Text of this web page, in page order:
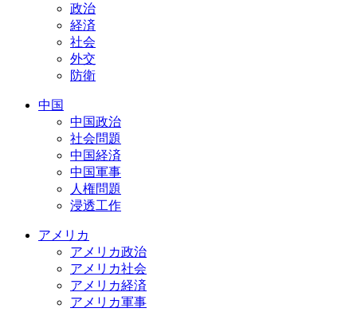
政治
経済
社会
外交
防衛
中国
中国政治
社会問題
中国経済
中国軍事
人権問題
浸透工作
アメリカ
アメリカ政治
アメリカ社会
アメリカ経済
アメリカ軍事